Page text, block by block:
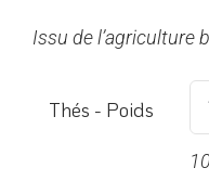
Issu de l’agriculture
Thés - Poids